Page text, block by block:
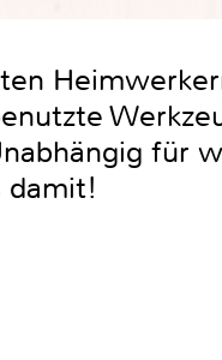
für
damit!